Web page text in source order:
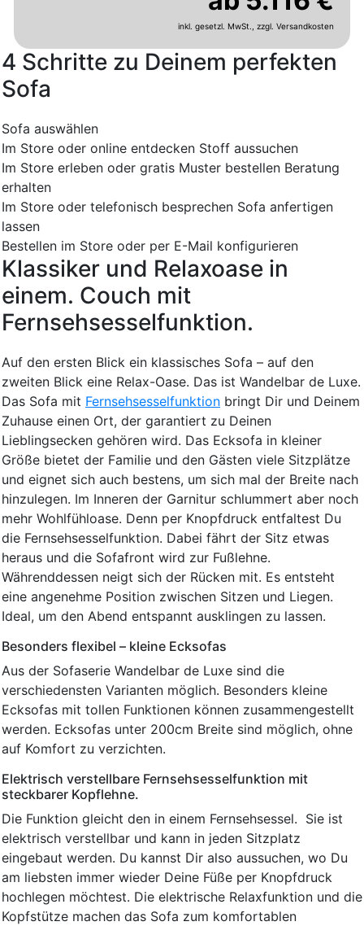
inkl. gesetzl. MwSt., zzgl. Versandkosten
4 Schritte zu Deinem perfekten
Sofa
Sofa auswählen
Im Store oder online entdecken Stoff aussuchen
Im Store erleben oder gratis Muster bestellen Beratung
erhalten
Im Store oder telefonisch besprechen Sofa anfertigen
lassen
Bestellen im Store oder per E-Mail konfigurieren
Klassiker und Relaxoase in
einem. Couch mit
Fernsehsesselfunktion.
Auf den ersten Blick ein klassisches Sofa – auf den
zweiten Blick eine Relax-Oase. Das ist Wandelbar de Luxe.
Das Sofa mit Fernsehsesselfunktion bringt Dir und Deinem
Zuhause einen Ort, der garantiert zu Deinen
Lieblingsecken gehören wird. Das Ecksofa in kleiner
Größe bietet der Familie und den Gästen viele Sitzplätze
und eignet sich auch bestens, um sich mal der Breite nach
hinzulegen. Im Inneren der Garnitur schlummert aber noch
mehr Wohlfühloase. Denn per Knopfdruck entfaltest Du
die Fernsehsesselfunktion. Dabei fährt der Sitz etwas
heraus und die Sofafront wird zur Fußlehne.
Währenddessen neigt sich der Rücken mit. Es entsteht
eine angenehme Position zwischen Sitzen und Liegen.
Ideal, um den Abend entspannt ausklingen zu lassen.
Besonders flexibel – kleine Ecksofas
Aus der Sofaserie Wandelbar de Luxe sind die
verschiedensten Varianten möglich. Besonders kleine
Ecksofas mit tollen Funktionen können zusammengestellt
werden. Ecksofas unter 200cm Breite sind möglich, ohne
auf Komfort zu verzichten.
Elektrisch verstellbare Fernsehsesselfunktion mit
steckbarer Kopflehne.
Die Funktion gleicht den in einem Fernsehsessel. Sie ist
elektrisch verstellbar und kann in jeden Sitzplatz
eingebaut werden. Du kannst Dir also aussuchen, wo Du
am liebsten immer wieder Deine Füße per Knopfdruck
hochlegen möchtest. Die elektrische Relaxfunktion und die
Kopfstütze machen das Sofa zum komfortablen